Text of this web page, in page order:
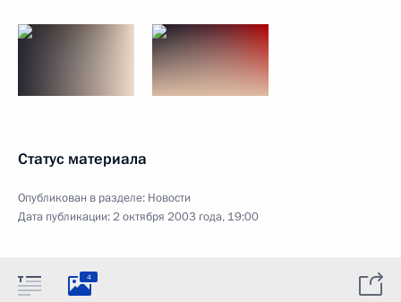
Статус материала
Опубликован в разделе: Новости
Дата публикации:2 октября 2003 года, 19:00
4